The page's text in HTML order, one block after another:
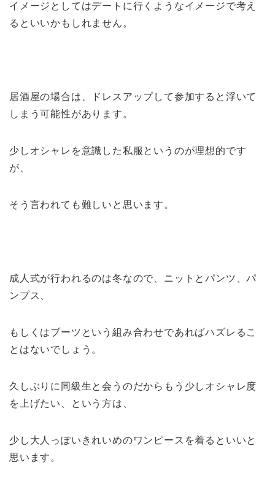
イメージとしてはデートに行くようなイメージで考え
るといいかもしれません。
居酒屋の場合は、ドレスアップして参加すると浮いて
しまう可能性があります。
少しオシャレを意識した私服というのが理想的です
が、
そう言われても難しいと思います。
成人式が行われるのは冬なので、ニットとパンツ、パ
ンプス、
もしくはブーツという組み合わせであればハズレるこ
とはないでしょう。
久しぶりに同級生と会うのだからもう少しオシャレ度
を上げたい、という方は、
少し大人っぽいきれいめのワンピースを着るといいと
思います。